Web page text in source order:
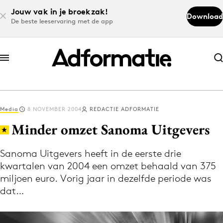
Jouw vak in je broekzak!
De beste leeservaring met de app
Download
Abonneer nu
Abonneer nu
Log in
Download de app
Volg het laatste nieuws via de Adformatie
Nieuws app
Media 8 NOVEMBER 2004 REDACTIE ADFORMATIE
Minder omzet Sanoma Uitgevers
Sanoma Uitgevers heeft in de eerste drie
kwartalen van 2004 een omzet behaald van 375
miljoen euro. Vorig jaar in dezelfde periode was
dat…